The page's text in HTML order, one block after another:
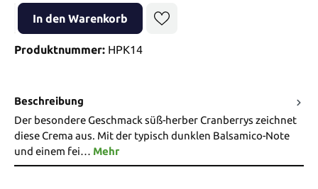
Produkt Anzahl: Gib den gewünschten Wert ein oder benutze die
In den Warenkorb
Produktnummer: HPK14
Beschreibung
Der besondere Geschmack süß-herber Cranberrys zeichnet
diese Crema aus. Mit der typisch dunklen Balsamico-Note
und einem fei… Mehr